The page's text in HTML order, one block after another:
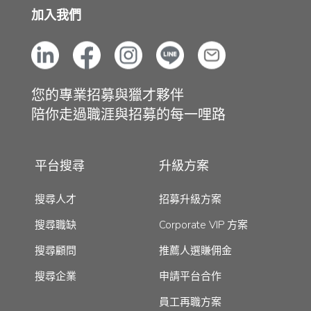
加入我們
您的專業招募與獵才夥伴
陪你走過職涯與招募的每一哩路
平台搜尋
搜尋人才
搜尋職缺
搜尋顧問
搜尋企業
升級方案
招募升級方案
Corporate VIP 方案
推薦人選賺佣金
申請平台合作
員工再職方案